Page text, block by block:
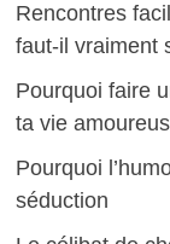
Rencontres
faut-il vraiment
Pourquoi faire
ta vie
Pourquoi
séduction